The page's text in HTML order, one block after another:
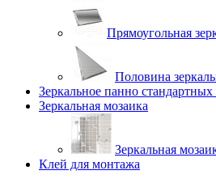
Прямоугольная
Половина
Зеркальное панно стандартных
Зеркальная мозаика
Зеркальная
Клей для монтажа